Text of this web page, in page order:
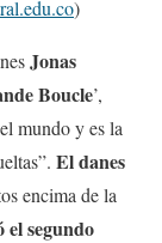
)
Jonas
Boucle’,
mundo y es la
El danes
encima de la
el segundo